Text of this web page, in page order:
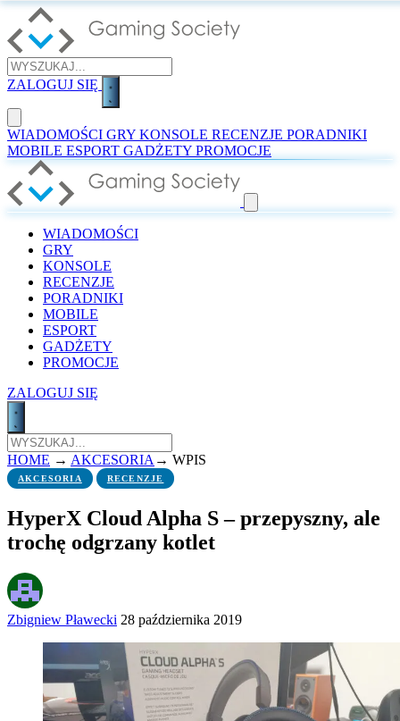
ZALOGUJ SIĘ
WIADOMOŚCI GRY KONSOLE RECENZJE PORADNIKI
MOBILE ESPORT GADŻETY PROMOCJE
WIADOMOŚCI
GRY
KONSOLE
RECENZJE
PORADNIKI
MOBILE
ESPORT
GADŻETY
PROMOCJE
ZALOGUJ SIĘ
HOME → AKCESORIA → WPIS
AKCESORIA RECENZJE
HyperX Cloud Alpha S – przepyszny, ale
trochę odgrzany kotlet
Zbigniew Pławecki 28 października 2019